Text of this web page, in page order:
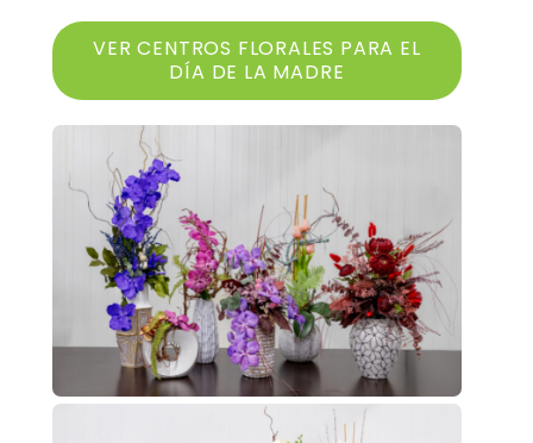
VER CENTROS FLORALES PARA EL
DÍA DE LA MADRE